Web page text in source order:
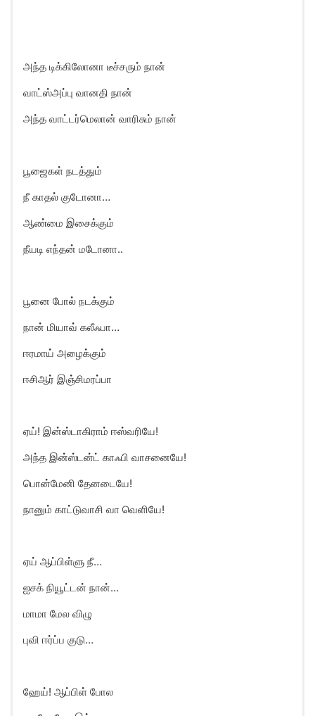
அந்த டிக்கிலோனா டீச்சரும் நான்
வாட்ஸ்அப்பு வானதி நான்
அந்த வாட்டர்மெலான் வாரிசும் நான்
பூஜைகள் நடத்தும்
நீ காதல் குடோனா…
ஆண்மை இசைக்கும்
நீயடி எந்தன் மடோனா..
பூனை போல் நடக்கும்
நான் மியாவ் கலீஃபா…
ஈரமாய் அழைக்கும்
ஈசிஆர் இஞ்சிமரப்பா
ஏய்! இன்ஸ்டாகிராம் ஈஸ்வரியே!
அந்த இன்ஸ்டன்ட் காஃபி வாசனையே!
பொன்மேனி தேனடையே!
நானும் காட்டுவாசி வா வெளியே!
ஏய் ஆப்பிள்ளு நீ…
ஐசக் நியூட்டன் நான்…
மாமா மேல விழு
புவி ஈர்ப்ப குடு…
ஹேய்! ஆப்பிள் போல